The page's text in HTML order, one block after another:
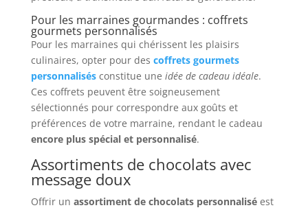
Pour les marraines gourmandes : coffrets
gourmets personnalisés
Pour les marraines qui chérissent les plaisirs
culinaires, opter pour des coffrets gourmets
personnalisésconstitue une idée de cadeau idéale.
Ces coffrets peuvent être soigneusement
sélectionnés pour correspondre aux goûts et
préférences de votre marraine, rendant le cadeau
encore plus spécial et personnalisé.
Assortiments de chocolats avec
message doux
Offrir un assortiment de chocolats personnaliséest